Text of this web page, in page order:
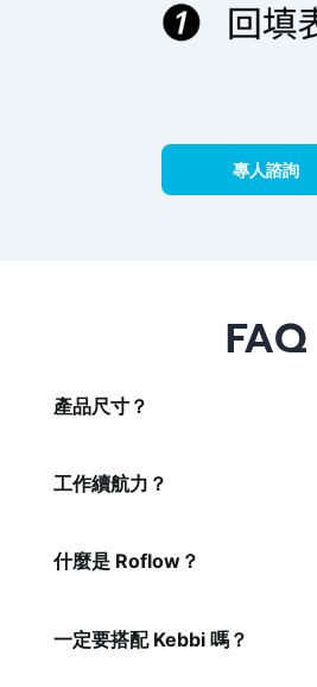
專人諮詢
FAQ
產品尺寸？
工作續航力？
什麼是 Roflow？
一定要搭配 Kebbi 嗎？